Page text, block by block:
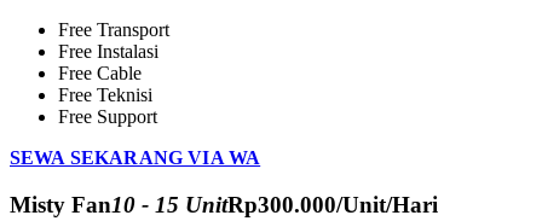
Free Transport
Free Instalasi
Free Cable
Free Teknisi
Free Support
SEWA SEKARANG VIA WA
Misty Fan10 - 15 UnitRp300.000/Unit/Hari